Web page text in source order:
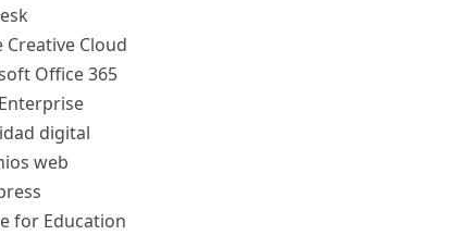
Creative Cloud
Office 365
digital
web
for Education